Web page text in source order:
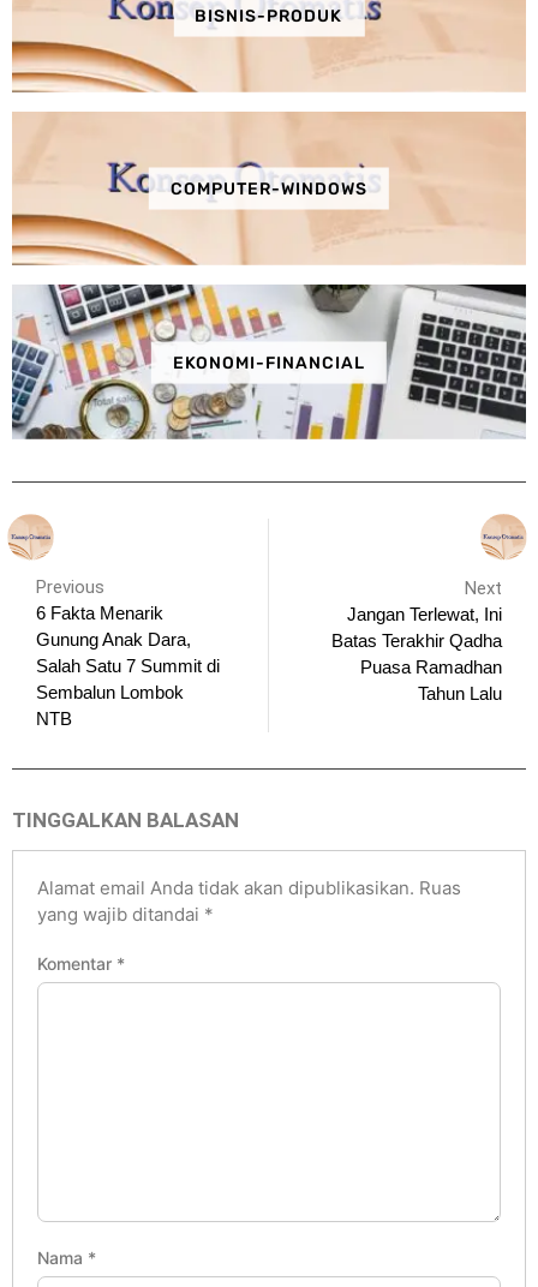
BISNIS-PRODUK
COMPUTER-WINDOWS
EKONOMI-FINANCIAL
Previous
6 Fakta Menarik
Gunung Anak Dara,
Salah Satu 7 Summit di
Sembalun Lombok
NTB
Next
Jangan Terlewat, Ini
Batas Terakhir Qadha
Puasa Ramadhan
Tahun Lalu
TINGGALKAN BALASAN
Alamat email Anda tidak akan dipublikasikan. Ruas
yang wajib ditandai *
Komentar *
Nama *